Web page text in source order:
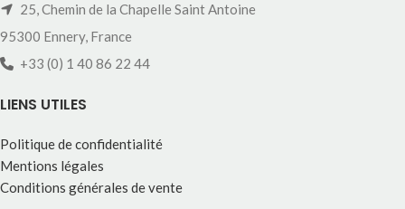
25, Chemin de la Chapelle Saint Antoine
95300 Ennery, France
+33 (0) 1 40 86 22 44
LIENS UTILES
Politique de confidentialité
Mentions légales
Conditions générales de vente